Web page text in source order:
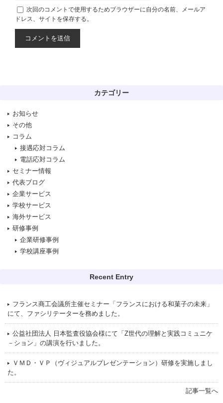
次回のコメントで使用するためブラウザーに自分の名前、メールア
ドレス、サイトを保存する。
カテゴリー
お知らせ
その他
コラム
接遇応対コラム
電話応対コラム
セミナー情報
代表ブログ
企業サービス
学校サービス
海外サービス
研修事例
企業研修事例
学校講座事例
Recent Entry
フランス商工会議所主催セミナー「フランスにおける和菓子の未来」
にて、ファシリテーターを務めました。
公益社団法人 日本監査役協会様にて「Z世代の理解と実践コミュニケ
－ション」の講演を行いました。
ＶＭＤ・ＶＰ（ヴィジュアルプレゼンテーション）研修を実施しまし
た。
記事一覧へ